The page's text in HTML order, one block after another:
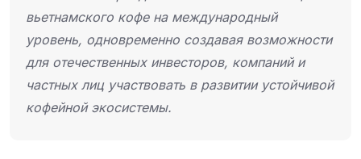
возможности
компаний и
в развитии устойчивой